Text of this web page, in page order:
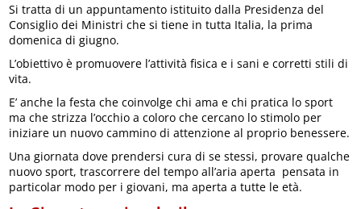
Si tratta di un appuntamento istituito dalla Presidenza del
Consiglio dei Ministri che si tiene in tutta Italia, la prima
domenica di giugno.
L’obiettivo è promuovere l’attività fisica e i sani e corretti stili di
vita.
E’ anche la festa che coinvolge chi ama e chi pratica lo sport
ma che strizza l’occhio a coloro che cercano lo stimolo per
iniziare un nuovo cammino di attenzione al proprio benessere.
Una giornata dove prendersi cura di se stessi, provare qualche
nuovo sport, trascorrere del tempo all’aria aperta pensata in
particolar modo per i giovani, ma aperta a tutte le età.